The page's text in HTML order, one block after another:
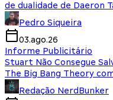
de dualidade de Daeron
Pedro Siqueira
03.ago.26
Informe Publicitário
Stuart Não Consegue
The Big Bang Theory
Redação NerdBunker